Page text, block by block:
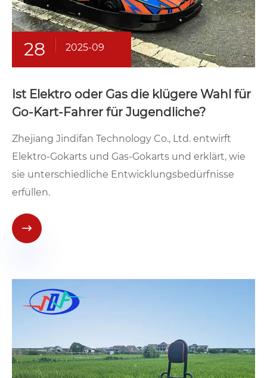
28 2025-09
Ist Elektro oder Gas die klügere Wahl für
Go-Kart-Fahrer für Jugendliche?
Zhejiang Jindifan Technology Co., Ltd. entwirft
Elektro-Gokarts und Gas-Gokarts und erklärt, wie
sie unterschiedliche Entwicklungsbedürfnisse
erfüllen.
